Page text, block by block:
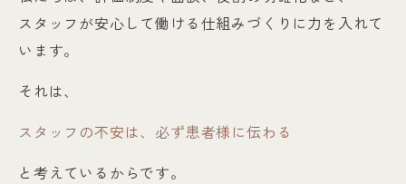
スタッフが安心して働ける仕組みづくりに力を入れて
います。
それは、
スタッフの不安は、必ず患者様に伝わる
と考えているからです。